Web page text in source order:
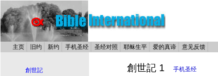
主页 旧约 新约 手机圣经 圣经对照 耶稣生平 爱的真谛 意见反馈
創世記
創世記 1 手机圣经